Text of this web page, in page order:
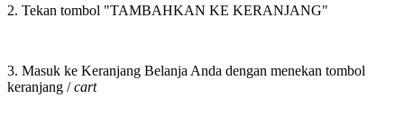
2. Tekan tombol "TAMBAHKAN KE KERANJANG"
3. Masuk ke Keranjang Belanja Anda dengan menekan tombol
keranjang /cart